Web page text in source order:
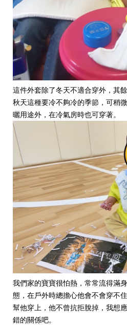
這件外套除了冬天不適合穿外，其
秋天這種要冷不夠冷的季節，可稍微
曬用途外， 在冷氣房時也可穿著。
我們家的寶寶很怕熱，常常流得滿
態，在戶外時總擔心他會不會穿不
幫他穿上，他不曾抗拒脫掉，我想
錯的關係吧。